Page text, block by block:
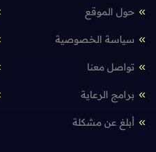
حول الموقع
سياسة الخصوصية
تواصل معنا
برامج الرعاية
أبلغ عن مشكلة